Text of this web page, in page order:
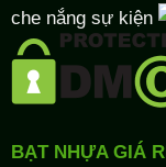
che nắng sự kiện
BẠT NHỰA GIÁ